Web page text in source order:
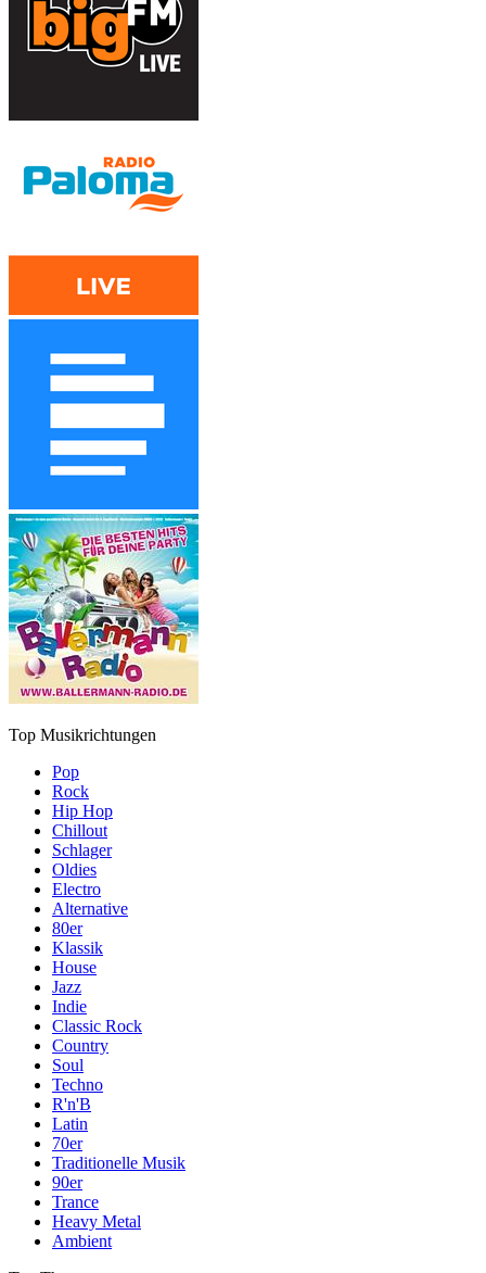
Top Musikrichtungen
Pop
Rock
Hip Hop
Chillout
Schlager
Oldies
Electro
Alternative
80er
Klassik
House
Jazz
Indie
Classic Rock
Country
Soul
Techno
R'n'B
Latin
70er
Traditionelle Musik
90er
Trance
Heavy Metal
Ambient